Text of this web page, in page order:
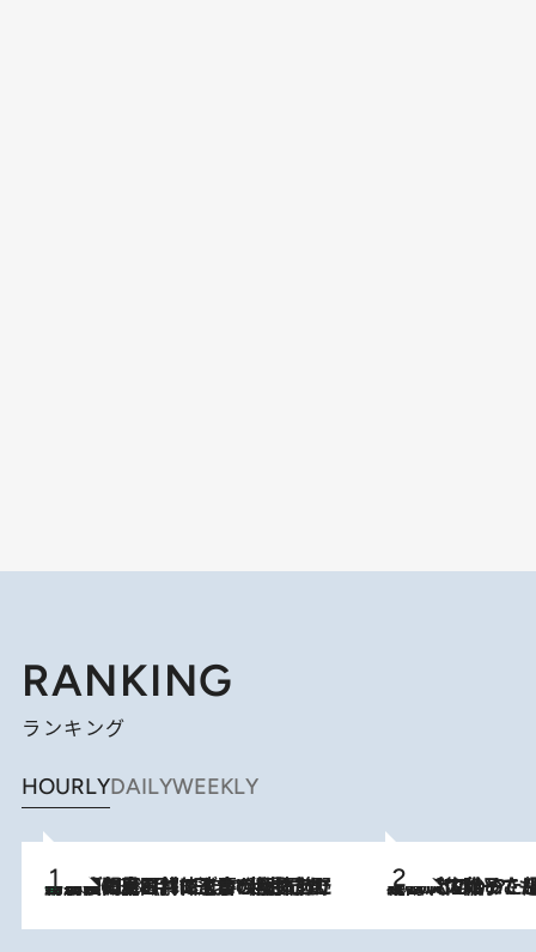
RANKING
ランキング
HOURLYDAILYWEEKLY
2026.8.8
「最後に見られてよかった」上野動物園の東園パンダ舎が解体前に特別公開。8月16日まで延長されたパネル展と共に辿る“半世紀”のパンダ飼育《解体工事の図面あり》 2026.8.5
【阿川佐和子さんの年とる力】なぜ70代で始めた趣味は“こんなに楽しい”のか？ ピアノ、俳句…スランプに陥っても続けられる“ある秘訣”とは